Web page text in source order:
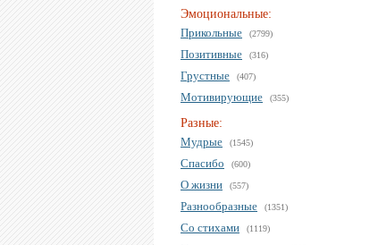
Эмоциональные:
Прикольные
(2799)
Позитивные (316)
Грустные (407)
Мотивирующие (355)
Разные:
Мудрые
(1545)
Спасибо (600)
О жизни (557)
Разнообразные (1351)
Со стихами (1119)